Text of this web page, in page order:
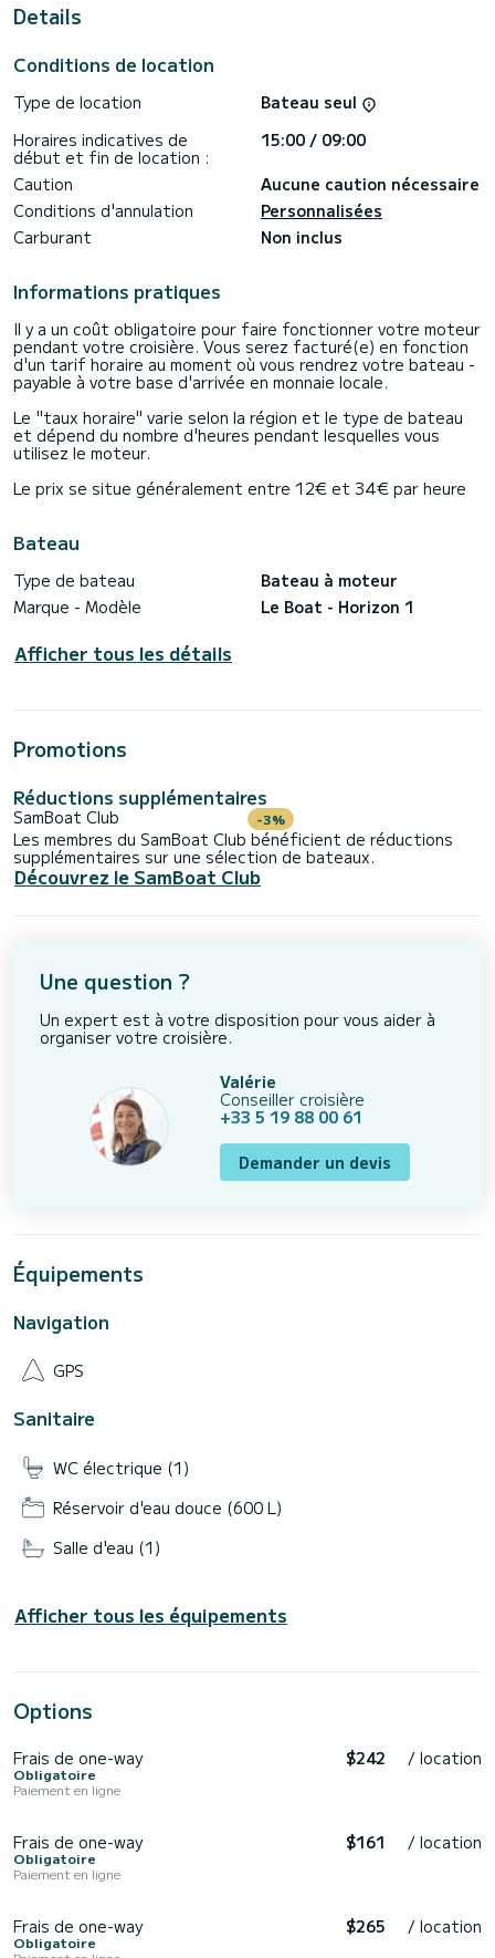
Ce Horizon 1 est pourvu de 1 toilette avec douche.
Douche de pont.
Les demandes de réservation et devis sont gérées
Details
Conditions de location
Type de location
Bateau seul
Horaires indicatives de
début et fin de location :
15:00 / 09:00
Caution
Aucune caution nécessaire
Conditions d'annulation
Personnalisées
Carburant
Non inclus
Informations pratiques
Il y a un coût obligatoire pour faire fonctionner votre moteur
pendant votre croisière. Vous serez facturé(e) en fonction
d'un tarif horaire au moment où vous rendrez votre bateau -
payable à votre base d'arrivée en monnaie locale.
Le "taux horaire" varie selon la région et le type de bateau
et dépend du nombre d'heures pendant lesquelles vous
utilisez le moteur.
Le prix se situe généralement entre 12€ et 34€ par heure
Bateau
Type de bateau
Bateau à moteur
Marque - Modèle
Le Boat - Horizon 1
Afficher tous les détails
Promotions
Réductions supplémentaires
SamBoat Club -3%
Les membres du SamBoat Club bénéficient de réductions
supplémentaires sur une sélection de bateaux.
Découvrez le SamBoat Club
Une question ?
Un expert est à votre disposition pour vous aider à
organiser votre croisière.
Valérie
Conseiller croisière
+33 5 19 88 00 61
Demander un devis
Équipements
Navigation
GPS
Sanitaire
WC électrique (1)
Réservoir d'eau douce (600 L)
Salle d'eau (1)
Afficher tous les équipements
Options
Frais de one-way
Obligatoire
Paiement en ligne
$242 / location
Frais de one-way
Obligatoire
Paiement en ligne
$161 / location
Frais de one-way
Obligatoire
$265 / location